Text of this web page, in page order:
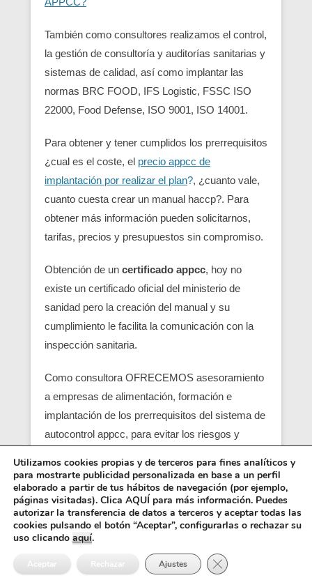
También como consultores realizamos el control,
la gestión de consultoría y auditorías sanitarias y
sistemas de calidad, así como implantar las
normas BRC FOOD, IFS Logistic, FSSC ISO
22000, Food Defense, ISO 9001, ISO 14001.
Para obtener y tener cumplidos los prerrequisitos
¿cual es el coste, el precio appcc de
implantación por realizar el plan?, ¿cuanto vale,
cuanto cuesta crear un manual haccp?. Para
obtener más información pueden solicitarnos,
tarifas, precios y presupuestos sin compromiso.
Obtención de un certificado appcc, hoy no
existe un certificado oficial del ministerio de
sanidad pero la creación del manual y su
cumplimiento le facilita la comunicación con la
inspección sanitaria.
Como consultora OFRECEMOS asesoramiento
a empresas de alimentación, formación e
implantación de los prerrequisitos del sistema de
autocontrol appcc, para evitar los riesgos y
localizando en su empresa los pcc (puntos
críticos) y obtener un servicio con una correcta
seguridad alimentaria.
Entre los requisitos está el control y el análisis de
cada punto crítico, junto con el registro sanitario,
Utilizamos cookies propias y de terceros para fines analíticos y
para mostrarte publicidad personalizada en base a un perfil
elaborado a partir de tus hábitos de navegación (por ejemplo,
páginas visitadas). Clica AQUÍ para más información. Puedes
autorizar la transferencia de datos a terceros y aceptar todas las
cookies pulsando el botón “Aceptar”, configurarlas o rechazar su
uso clicando aquí.
Aceptar Rechazar Ajustes Cerrar el banner de